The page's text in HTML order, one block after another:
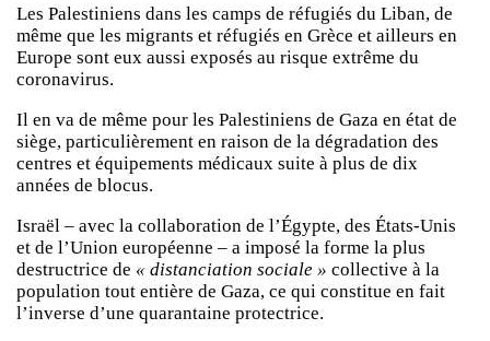
Les Palestiniens dans les camps de réfugiés du Liban, de
même que les migrants et réfugiés en Grèce et ailleurs en
Europe sont eux aussi exposés au risque extrême du
coronavirus.
Il en va de même pour les Palestiniens de Gaza en état de
siège, particulièrement en raison de la dégradation des
centres et équipements médicaux suite à plus de dix
années de blocus.
Israël – avec la collaboration de l’Égypte, des États-Unis
et de l’Union européenne – a imposé la forme la plus
destructrice de « distanciation sociale » collective à la
population tout entière de Gaza, ce qui constitue en fait
l’inverse d’une quarantaine protectrice.